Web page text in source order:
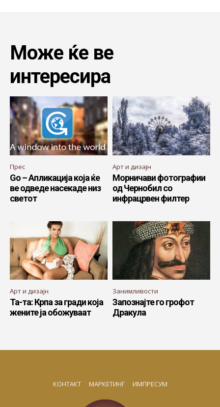
Може ќе ве
интересира
Прес
Go – Апликација која ќе
ве одведе насекаде низ
светот
Арт и дизајн
Морничави фотографии
од Чернобил со
инфрацрвен филтер
Арт и дизајн
Та-та: Крпа за гради која
жените ја обожуваат
Занимливости
Запознајте го грофот
Дракула
КОНТАКТ МАРКЕТИНГ ИМПРЕСУМ